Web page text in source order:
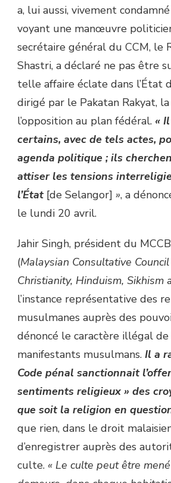
a, lui aussi, vivement
voyant une manœuvre
secrétaire général du CCM, le
Shastri, a déclaré ne pas être
telle affaire éclate dans l’État
dirigé par le Pakatan Rakyat,
l’opposition au plan fédéral. «
certains, avec de tels actes,
agenda politique ; ils
attiser les tensions
l’État [de Selangor] », a
le lundi 20 avril.
Jahir Singh, président du
(Malaysian Consultative
Christianity, Hinduism, Sikhism
l’instance représentative des
musulmanes auprès des
dénoncé le caractère illégal
manifestants musulmans. Il a
Code pénal sanctionnait
sentiments religieux » des
que soit la religion en
que rien, dans le droit
d’enregistrer auprès des
culte. « Le culte peut être